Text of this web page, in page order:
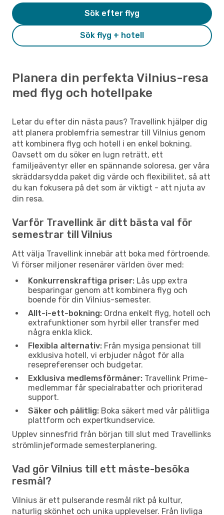
Sök flyg + hotell
Sök efter flyg
Planera din perfekta Vilnius-resa
med flyg och hotellpake
Letar du efter din nästa paus? Travellink hjälper dig
att planera problemfria semestrar till Vilnius genom
att kombinera flyg och hotell i en enkel bokning.
Oavsett om du söker en lugn reträtt, ett
familjeäventyr eller en spännande soloresa, ger våra
skräddarsydda paket dig värde och flexibilitet, så att
du kan fokusera på det som är viktigt - att njuta av
din resa.
Varför Travellink är ditt bästa val för
semestrar till Vilnius
Att välja Travellink innebär att boka med förtroende.
Vi förser miljoner resenärer världen över med:
Konkurrenskraftiga priser: Lås upp extra
besparingar genom att kombinera flyg och
boende för din Vilnius-semester.
Allt-i-ett-bokning: Ordna enkelt flyg, hotell och
extrafunktioner som hyrbil eller transfer med
några enkla klick.
Flexibla alternativ: Från mysiga pensionat till
exklusiva hotell, vi erbjuder något för alla
resepreferenser och budgetar.
Exklusiva medlemsförmåner: Travellink Prime-
medlemmar får specialrabatter och prioriterad
support.
Säker och pålitlig: Boka säkert med vår pålitliga
plattform och expertkundservice.
Upplev sinnesfrid från början till slut med Travellinks
strömlinjeformade semesterplanering.
Vad gör Vilnius till ett måste-besöka
resmål?
Vilnius är ett pulserande resmål rikt på kultur,
naturlig skönhet och unika upplevelser. Från livliga